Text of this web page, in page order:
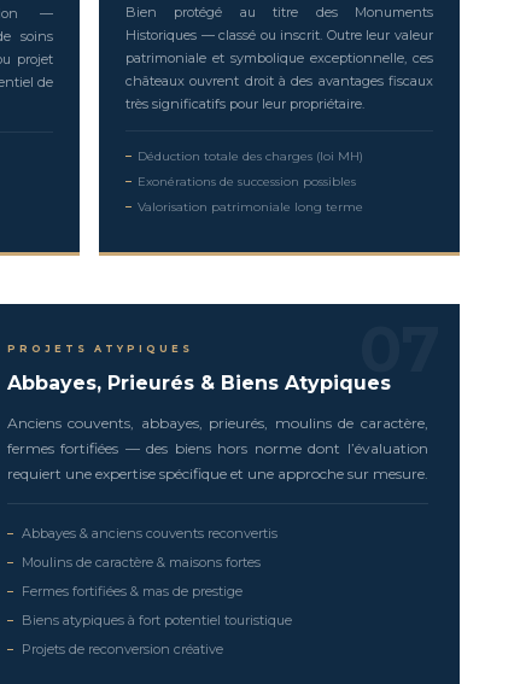
—
soins
projet
de
Bien protégé au titre des Monuments
Historiques — classé ou inscrit. Outre leur valeur
patrimoniale et symbolique exceptionnelle, ces
châteaux ouvrent droit à des avantages fiscaux
très significatifs pour leur propriétaire.
Déduction totale des charges (loi MH)
Exonérations de succession possibles
Valorisation patrimoniale long terme
PROJETS ATYPIQUES
Abbayes, Prieurés & Biens Atypiques
Anciens couvents, abbayes, prieurés, moulins de caractère,
fermes fortifiées — des biens hors norme dont l’évaluation
requiert une expertise spécifique et une approche sur mesure.
Abbayes & anciens couvents reconvertis
Moulins de caractère & maisons fortes
Fermes fortifiées & mas de prestige
Biens atypiques à fort potentiel touristique
Projets de reconversion créative